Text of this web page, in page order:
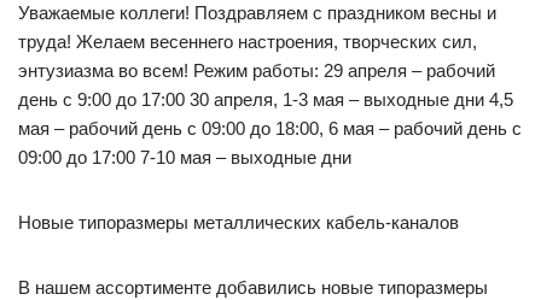
Уважаемые коллеги! Поздравляем с праздником весны и
труда! Желаем весеннего настроения, творческих сил,
энтузиазма во всем! Режим работы: 29 апреля – рабочий
день с 9:00 до 17:00 30 апреля, 1-3 мая – выходные дни 4,5
мая – рабочий день с 09:00 до 18:00, 6 мая – рабочий день с
09:00 до 17:00 7-10 мая – выходные дни
Новые типоразмеры металлических кабель-каналов
В нашем ассортименте добавились новые типоразмеры